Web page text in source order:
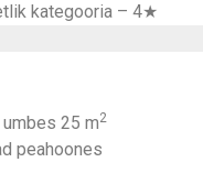
kategooria – 4★
25 m2
peahoones